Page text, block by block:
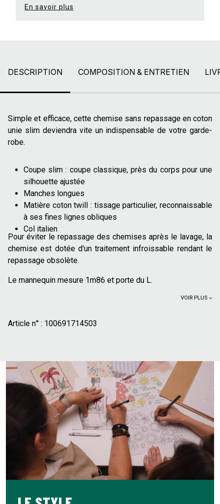
En savoir plus
DESCRIPTION COMPOSITION & ENTRETIEN
Simple et efficace, cette chemise sans repassage en coton
unie slim deviendra vite un indispensable de votre garde-
robe.
Coupe slim : coupe classique, près du corps pour une
silhouette ajustée
Manches longues
Matière coton twill : tissage particulier, reconnaissable
à ses fines lignes obliques
Col italien
Pour éviter le repassage des chemises après le lavage, la
chemise est dotée d'un traitement infroissable rendant le
repassage obsolète.
Le mannequin mesure 1m86 et porte du L.
VOIR PLUS
Article n° : 100691714503